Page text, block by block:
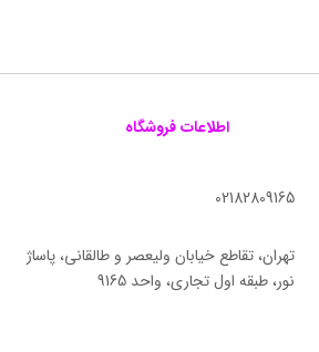
اطلاعات فروشگاه
02182809165
تهران، تقاطع خیابان ولیعصر و طالقانی، پاساژ
نور، طبقه اول تجاری، واحد 9165